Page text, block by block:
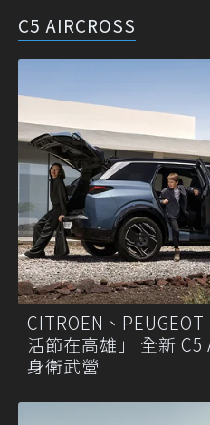
C5 AIRCROSS
CITROEN、
活節在高雄」 全新 C5
身衛武營